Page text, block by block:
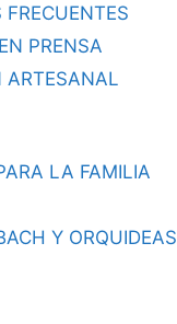
FRECUENTES
PRENSA
ARTESANAL
LA FAMILIA
Y ORQUIDEAS